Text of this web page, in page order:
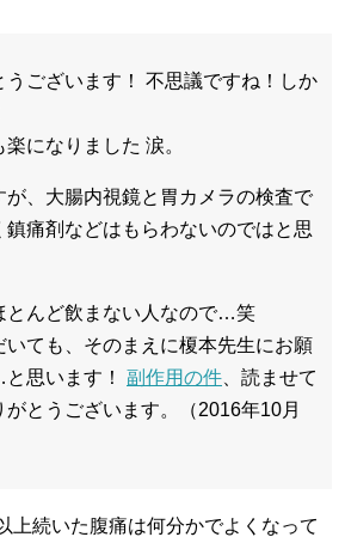
ございます！ 不思議ですね！しか
になりました 涙。
が、大腸内視鏡と胃カメラの検査で
痛剤などはもらわないのではと思
とんど飲まない人なので…笑
いても、そのまえに榎本先生にお願
思います！ 副作用の件 、読ませて
とうございます。（2016年10月
上続いた腹痛は何分かでよくなって